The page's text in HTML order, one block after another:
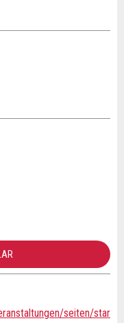
der E-Mail an
seiten/star